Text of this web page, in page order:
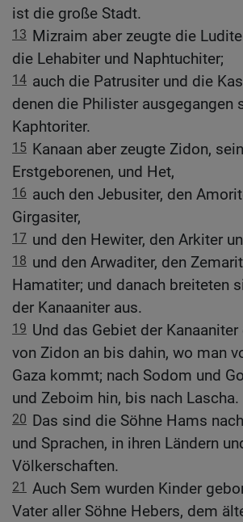
ist die große Stadt.
13 Mizraim aber zeugte die
die Lehabiter und Naphtuchiter;
14 auch die Patrusiter und die
denen die Philister ausgegangen
Kaphtoriter.
15 Kanaan aber zeugte Zidon,
Erstgeborenen, und Het,
16 auch den Jebusiter, den
Girgasiter,
17 und den Hewiter, den Arkiter
18 und den Arwaditer, den
Hamatiter; und danach breiteten
der Kanaaniter aus.
19 Und das Gebiet der
von Zidon an bis dahin, wo man
Gaza kommt; nach Sodom und
und Zeboim hin, bis nach Lascha.
20 Das sind die Söhne Hams
und Sprachen, in ihren Ländern
Völkerschaften.
21 Auch Sem wurden Kinder
Vater aller Söhne Hebers, dem